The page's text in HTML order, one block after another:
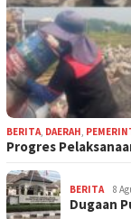
BERITA DAERAH
Progres
BERITA 8
Dugaan